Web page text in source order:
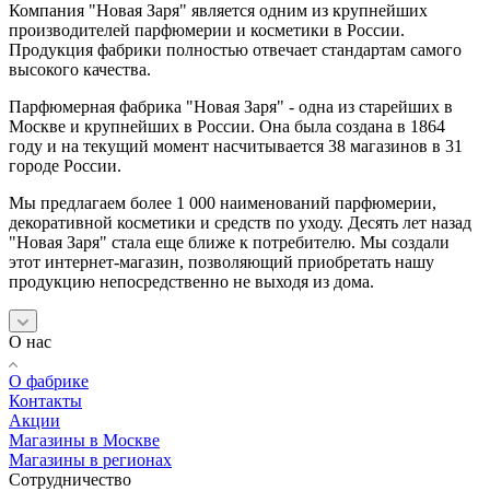
Компания "Новая Заря" является одним из крупнейших
производителей парфюмерии и косметики в России.
Продукция фабрики полностью отвечает стандартам самого
высокого качества.
Парфюмерная фабрика "Новая Заря" - одна из старейших в
Москве и крупнейших в России. Она была создана в 1864
году и на текущий момент насчитывается 38 магазинов в 31
городе России.
Мы предлагаем более 1 000 наименований парфюмерии,
декоративной косметики и средств по уходу. Десять лет назад
"Новая Заря" стала еще ближе к потребителю. Мы создали
этот интернет-магазин, позволяющий приобретать нашу
продукцию непосредственно не выходя из дома.
О нас
О фабрике
Контакты
Акции
Магазины в Москве
Магазины в регионах
Сотрудничество